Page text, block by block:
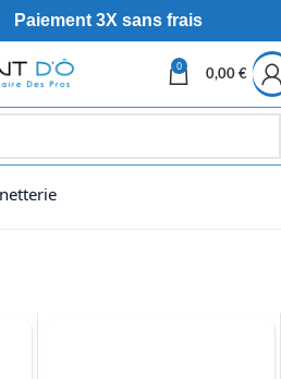
Paiement 3X sans frais
0
0,00 €